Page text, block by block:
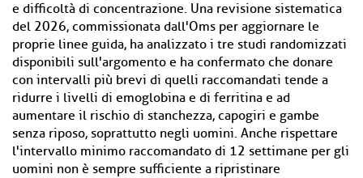
e difficoltà di concentrazione. Una revisione sistematica
del 2026, commissionata dall'Oms per aggiornare le
proprie linee guida, ha analizzato i tre studi randomizzati
disponibili sull'argomento e ha confermato che donare
con intervalli più brevi di quelli raccomandati tende a
ridurre i livelli di emoglobina e di ferritina e ad
aumentare il rischio di stanchezza, capogiri e gambe
senza riposo, soprattutto negli uomini. Anche rispettare
l'intervallo minimo raccomandato di 12 settimane per gli
uomini non è sempre sufficiente a ripristinare